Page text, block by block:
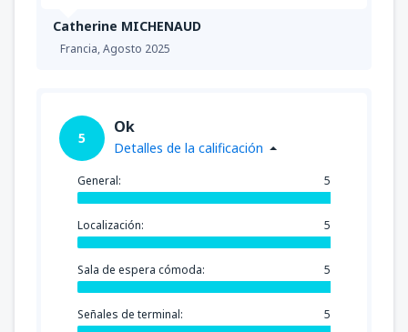
Catherine MICHENAUD
Francia,Agosto 2025
5
Ok
Detalles de la calificación
General: 5
Localización: 5
Sala de espera cómoda: 5
Señales de terminal: 5